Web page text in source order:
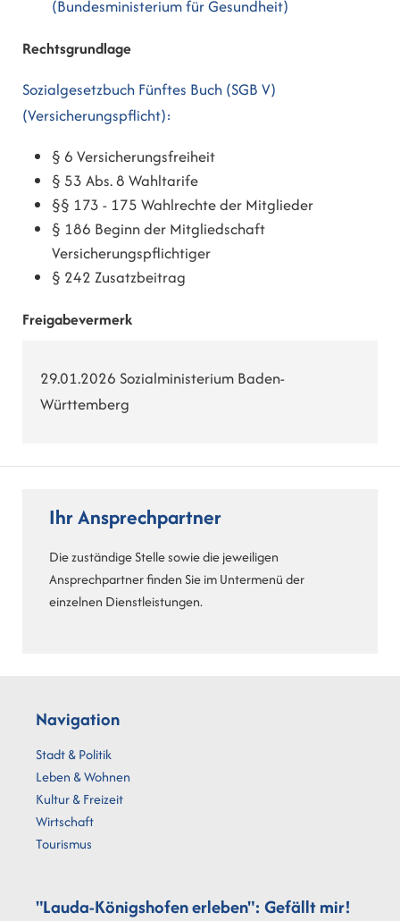
(Bundesministerium für Gesundheit)
Rechtsgrundlage
Sozialgesetzbuch Fünftes Buch (SGB V)
(Versicherungspflicht):
§ 6 Versicherungsfreiheit
§ 53 Abs. 8 Wahltarife
§§ 173 - 175 Wahlrechte der Mitglieder
§ 186 Beginn der Mitgliedschaft
Versicherungspflichtiger
§ 242 Zusatzbeitrag
Freigabevermerk
29.01.2026 Sozialministerium Baden-
Württemberg
Ihr Ansprechpartner
Die zuständige Stelle sowie die jeweiligen
Ansprechpartner finden Sie im Untermenü der
einzelnen Dienstleistungen.
Navigation
Stadt & Politik
Leben & Wohnen
Kultur & Freizeit
Wirtschaft
Tourismus
"Lauda-Königshofen erleben": Gefällt mir!